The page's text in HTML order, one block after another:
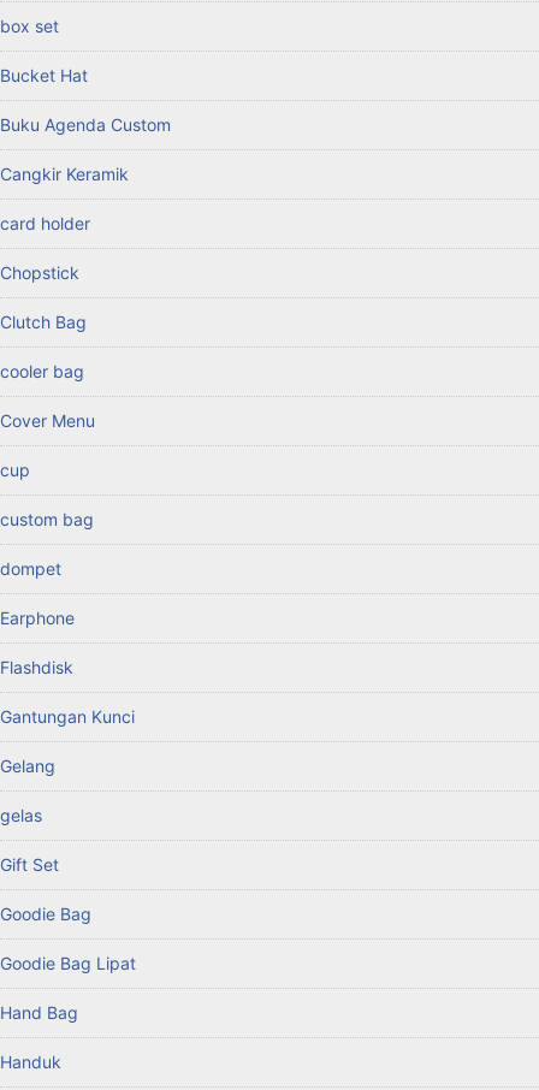
box set
Bucket Hat
Buku Agenda Custom
Cangkir Keramik
card holder
Chopstick
Clutch Bag
cooler bag
Cover Menu
cup
custom bag
dompet
Earphone
Flashdisk
Gantungan Kunci
Gelang
gelas
Gift Set
Goodie Bag
Goodie Bag Lipat
Hand Bag
Handuk